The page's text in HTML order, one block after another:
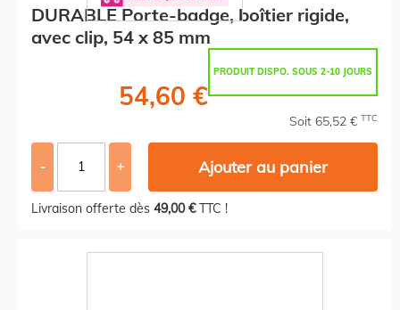
DURABLE Porte-badge, boîtier rigide,
avec clip, 54 x 85 mm
PRODUIT DISPO. SOUS 2-10 JOURS
54,60 €
Soit 65,52 € TTC
- + Ajouter au panier
Livraison offerte dès 49,00 €TTC !